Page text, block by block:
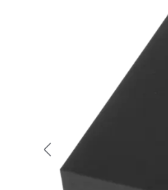
Précédent